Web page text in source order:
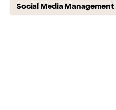
Social Media Management